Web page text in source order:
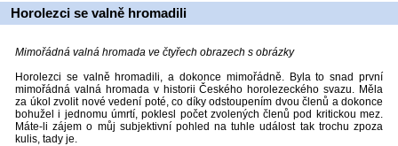
Horolezci se valně hromadili
Mimořádná valná hromada ve čtyřech obrazech s obrázky
Horolezci se valně hromadili, a dokonce mimořádně. Byla to snad první
mimořádná valná hromada v historii Českého horolezeckého svazu. Měla
za úkol zvolit nové vedení poté, co díky odstoupením dvou členů a dokonce
bohužel i jednomu úmrtí, poklesl počet zvolených členů pod kritickou mez.
Máte-li zájem o můj subjektivní pohled na tuhle událost tak trochu zpoza
kulis, tady je.